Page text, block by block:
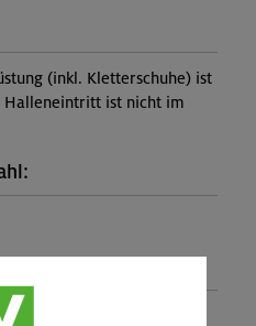
(inkl. Kletterschuhe) ist
Halleneintritt ist nicht im